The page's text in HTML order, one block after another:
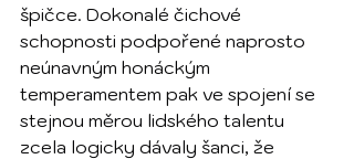
špičce. Dokonalé čichové
schopnosti podpořené naprosto
neúnavným honáckým
temperamentem pak ve spojení se
stejnou měrou lidského talentu
zcela logicky dávaly šanci, že